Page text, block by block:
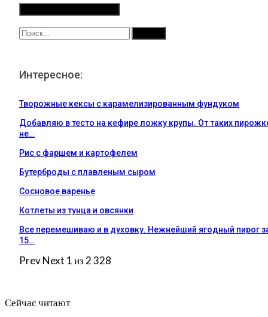
Интересное:
Творожные кексы с карамелизированным фундуком
Добавляю в тесто на кефире ложку крупы. От таких
не…
Рис с фаршем и картофелем
Бутерброды с плавленым сыром
Сосновое варенье
Котлеты из тунца и овсянки
Все перемешиваю и в духовку. Нежнейший ягодный пирог
15…
PrevNext 1 из 2 328
Сейчас читают